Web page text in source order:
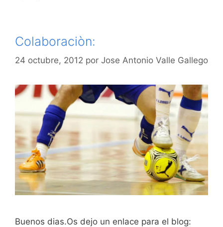
Colaboraciòn:
24 octubre, 2012 por Jose Antonio Valle Gallego
Buenos dias.Os dejo un enlace para el blog: